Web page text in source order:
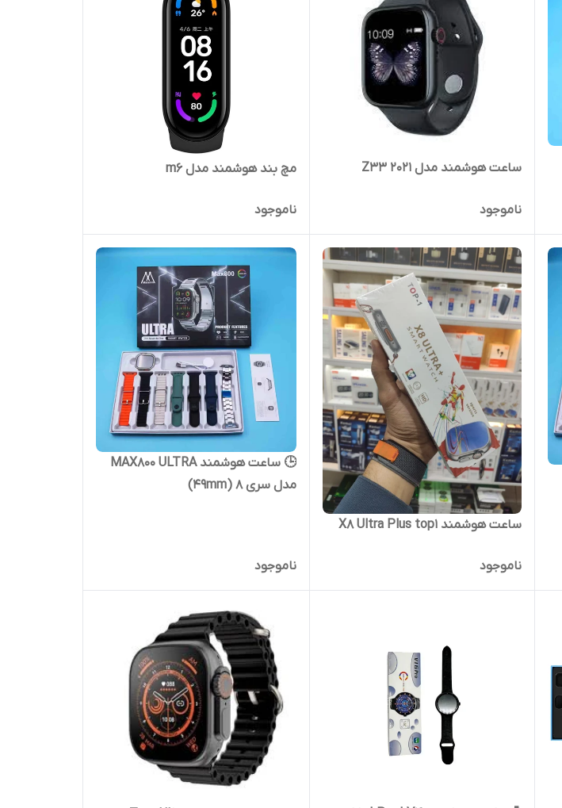
ساعت هوشمند مدل Z33 2021
ناموجود
مچ بند هوشمند مدل m6
ناموجود
ساعت هوشمند X8 Ultra Plus top1
ناموجود
🕒 ساعت هوشمند MAX800 ULTRA
مدل سری 8 (49mm)
ناموجود